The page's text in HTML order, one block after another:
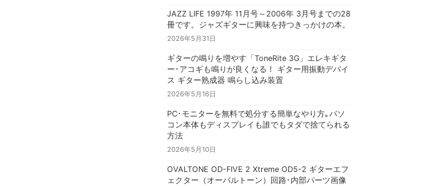
JAZZ LIFE 1997年 11月号～2006年 3月号までの28
冊です。ジャズギターに興味を持つきっかけの本。
2026年5月31日
ギターの鳴りを増やす「ToneRite 3G」エレキギタ
ー･アコギも鳴りが良くなる！ ギター用振動デバイ
ス ギター熟成器 鳴らし込み装置
2026年5月16日
PC･モニターを無料で処分する簡単なやり方｡パソ
コン本体もディスプレイも誰でもタダで捨てられる
方法
2026年5月10日
OVALTONE OD-FIVE 2 Xtreme OD5-2 ギターエフ
ェクター（オーバルトーン）回路･内部パーツ画像